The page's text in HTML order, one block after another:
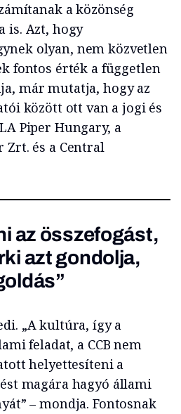
a közönség
is. Azt, hogy
olyan, nem közvetlen
fontos érték a független
már mutatja, hogy az
között ott van a jogi és
Piper Hungary, a
Zrt. és a Central
az összefogást,
azt gondolja,
„A kultúra, így a
feladat, a CCB nem
helyettesíteni a
magára hagyó állami
– mondja. Fontosnak